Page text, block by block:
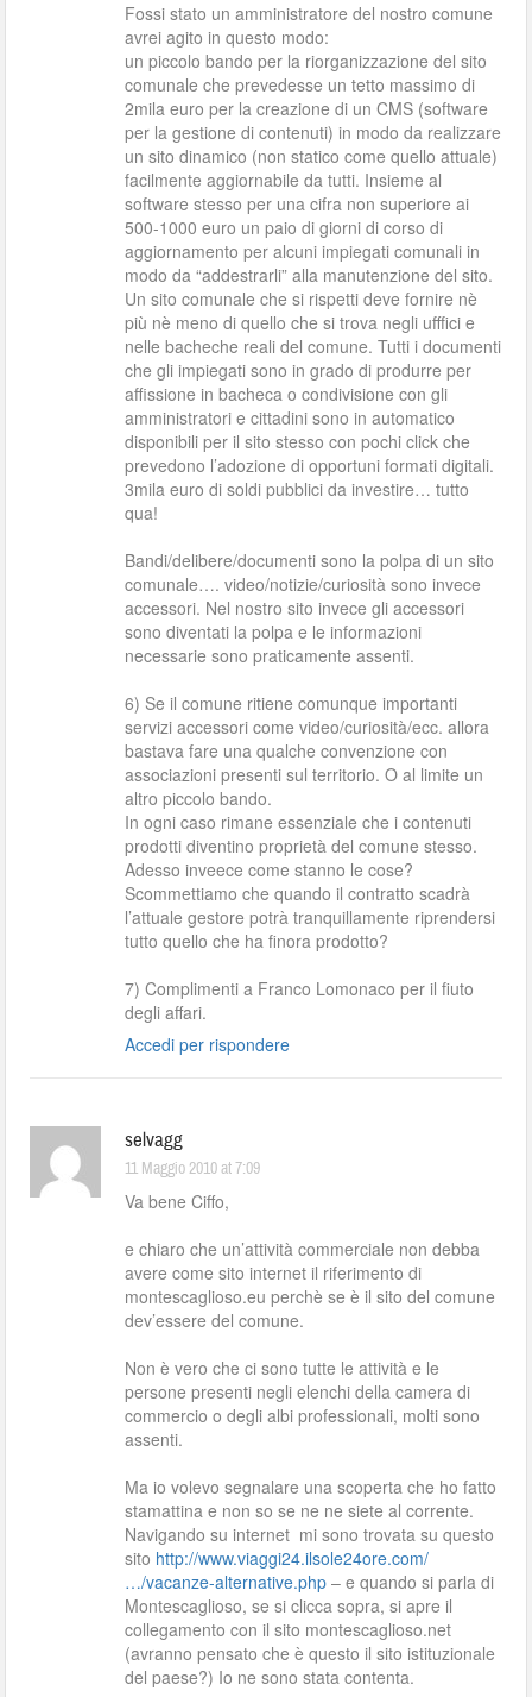
Fossi stato un amministratore del nostro comune
avrei agito in questo modo:
un piccolo bando per la riorganizzazione del sito
comunale che prevedesse un tetto massimo di
2mila euro per la creazione di un CMS (software
per la gestione di contenuti) in modo da realizzare
un sito dinamico (non statico come quello attuale)
facilmente aggiornabile da tutti. Insieme al
software stesso per una cifra non superiore ai
500-1000 euro un paio di giorni di corso di
aggiornamento per alcuni impiegati comunali in
modo da “addestrarli” alla manutenzione del sito.
Un sito comunale che si rispetti deve fornire nè
più nè meno di quello che si trova negli ufffici e
nelle bacheche reali del comune. Tutti i documenti
che gli impiegati sono in grado di produrre per
affissione in bacheca o condivisione con gli
amministratori e cittadini sono in automatico
disponibili per il sito stesso con pochi click che
prevedono l’adozione di opportuni formati digitali.
3mila euro di soldi pubblici da investire… tutto
qua!
Bandi/delibere/documenti sono la polpa di un sito
comunale…. video/notizie/curiosità sono invece
accessori. Nel nostro sito invece gli accessori
sono diventati la polpa e le informazioni
necessarie sono praticamente assenti.
6) Se il comune ritiene comunque importanti
servizi accessori come video/curiosità/ecc. allora
bastava fare una qualche convenzione con
associazioni presenti sul territorio. O al limite un
altro piccolo bando.
In ogni caso rimane essenziale che i contenuti
prodotti diventino proprietà del comune stesso.
Adesso inveece come stanno le cose?
Scommettiamo che quando il contratto scadrà
l’attuale gestore potrà tranquillamente riprendersi
tutto quello che ha finora prodotto?
7) Complimenti a Franco Lomonaco per il fiuto
degli affari.
Accedi per rispondere
selvagg
11 Maggio 2010 at 7:09
Va bene Ciffo,
e chiaro che un’attività commerciale non debba
avere come sito internet il riferimento di
montescaglioso.eu perchè se è il sito del comune
dev’essere del comune.
Non è vero che ci sono tutte le attività e le
persone presenti negli elenchi della camera di
commercio o degli albi professionali, molti sono
assenti.
Ma io volevo segnalare una scoperta che ho fatto
stamattina e non so se ne ne siete al corrente.
Navigando su internet mi sono trovata su questo
sito http://www.viaggi24.ilsole24ore.com/
…/vacanze-alternative.php – e quando si parla di
Montescaglioso, se si clicca sopra, si apre il
collegamento con il sito montescaglioso.net
(avranno pensato che è questo il sito istituzionale
del paese?) Io ne sono stata contenta.